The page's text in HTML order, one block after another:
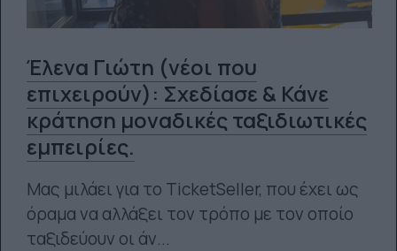
Έλενα Γιώτη (νέοι που
επιχειρούν): Σχεδίασε & Κάνε
κράτηση μοναδικές ταξιδιωτικές
εμπειρίες.
Μας μιλάει για το TicketSeller, που έχει ως
όραμα να αλλάξει τον τρόπο με τον οποίο
ταξιδεύουν οι άν...